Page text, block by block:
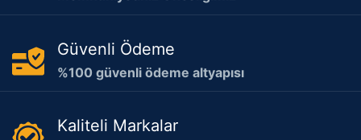
Güvenli Ödeme
%100 güvenli ödeme altyapısı
Kaliteli Markalar